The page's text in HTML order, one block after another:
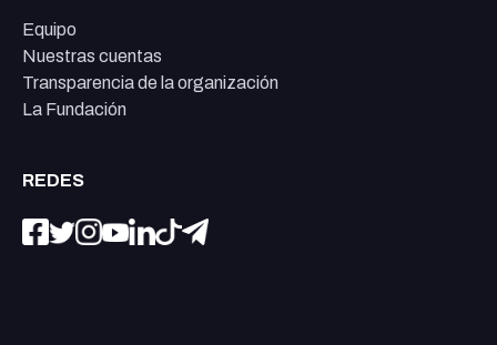
Equipo
Nuestras cuentas
Transparencia de la organización
La Fundación
REDES